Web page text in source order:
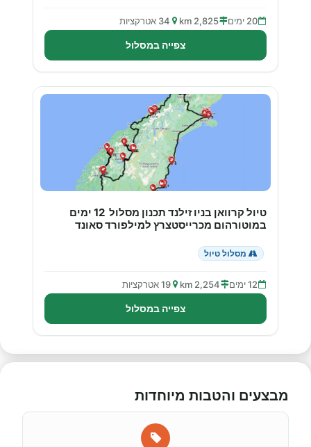
20 ימים 2,825 km 34 אטרקציות
צפייה במסלול
טיול קרוואן בניו זילנד תכנון מסלול 12 ימים
במוטורהום מכרייסטצרץ למילפורד סאונד
מסלול טיול
12 ימים 2,254 km 19 אטרקציות
צפייה במסלול
מבצעים והטבות מיוחדות